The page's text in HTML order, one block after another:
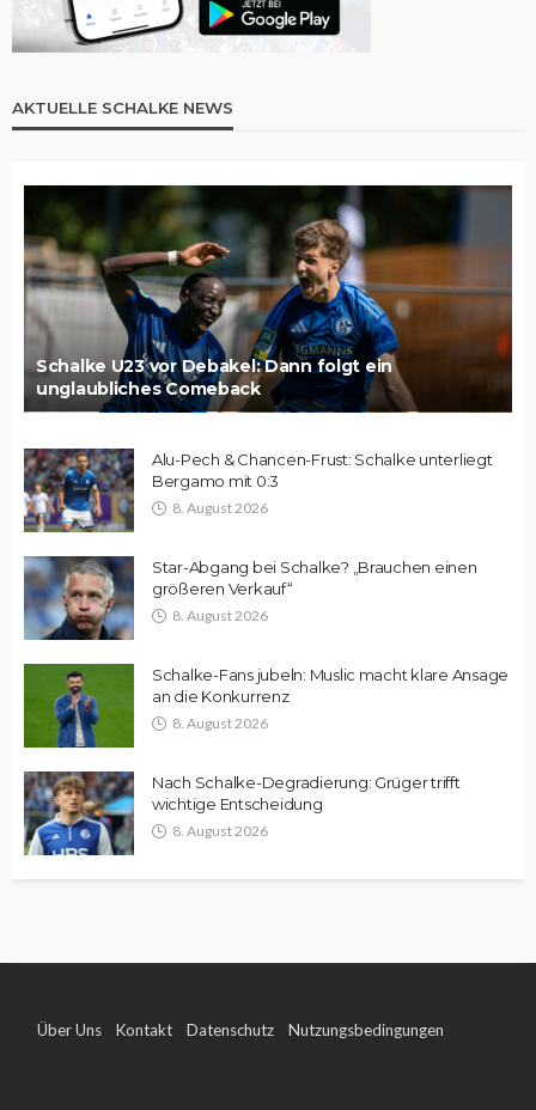
AKTUELLE SCHALKE NEWS
Schalke U23 vor Debakel: Dann folgt ein
unglaubliches Comeback
Alu-Pech & Chancen-Frust: Schalke unterliegt
Bergamo mit 0:3
8. August 2026
Star-Abgang bei Schalke? „Brauchen einen
größeren Verkauf“
8. August 2026
Schalke-Fans jubeln: Muslic macht klare Ansage
an die Konkurrenz
8. August 2026
Nach Schalke-Degradierung: Grüger trifft
wichtige Entscheidung
8. August 2026
Über Uns Kontakt Datenschutz Nutzungsbedingungen